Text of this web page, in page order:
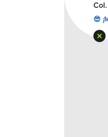
Col.
😎